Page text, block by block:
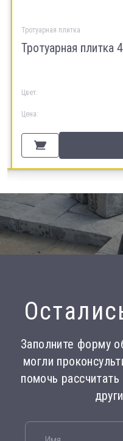
Тротуарная плитка
Тротуарная плитка
Цвет:
Цена:
Заполните форму
могли
помочь